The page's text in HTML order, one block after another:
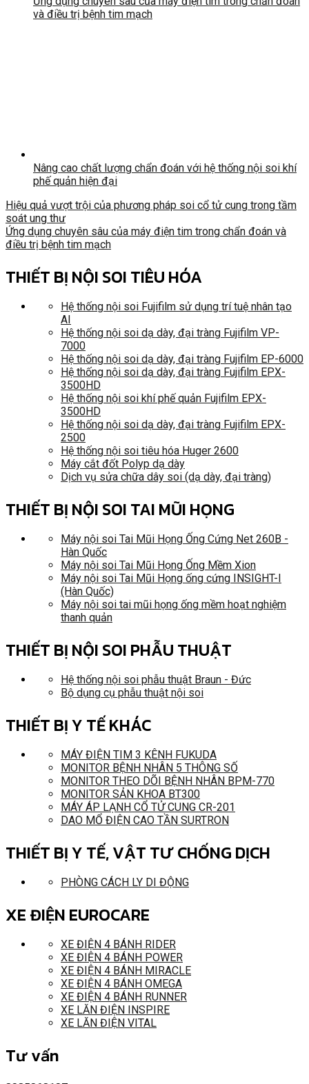
và điều trị bệnh tim mạch
Nâng cao chất lượng chẩn đoán với hệ thống nội soi khí
phế quản hiện đại
Hiệu quả vượt trội của phương pháp soi cổ tử cung trong tầm
soát ung thư
Ứng dụng chuyên sâu của máy điện tim trong chẩn đoán và
điều trị bệnh tim mạch
THIẾT BỊ NỘI SOI TIÊU HÓA
Hệ thống nội soi Fujifilm sử dụng trí tuệ nhân tạo
AI
Hệ thống nội soi dạ dày, đại tràng Fujifilm VP-
7000
Hệ thống nội soi dạ dày, đại tràng Fujifilm EP-6000
Hệ thống nội soi dạ dày, đại tràng Fujifilm EPX-
3500HD
Hệ thống nội soi khí phế quản Fujifilm EPX-
3500HD
Hệ thống nội soi dạ dày, đại tràng Fujifilm EPX-
2500
Hệ thống nội soi tiêu hóa Huger 2600
Máy cắt đốt Polyp dạ dày
Dịch vụ sửa chữa dây soi (dạ dày, đại tràng)
THIẾT BỊ NỘI SOI TAI MŨI HỌNG
Máy nội soi Tai Mũi Họng Ống Cứng Net 260B -
Hàn Quốc
Máy nội soi Tai Mũi Họng Ống Mềm Xion
Máy nội soi Tai Mũi Họng ống cứng INSIGHT-I
(Hàn Quốc)
Máy nội soi tai mũi họng ống mềm hoạt nghiệm
thanh quản
THIẾT BỊ NỘI SOI PHẪU THUẬT
Hệ thống nội soi phẫu thuật Braun - Đức
Bộ dụng cụ phẫu thuật nội soi
THIẾT BỊ Y TẾ KHÁC
MÁY ĐIỆN TIM 3 KÊNH FUKUDA
MONITOR BỆNH NHÂN 5 THÔNG SỐ
MONITOR THEO DÕI BỆNH NHÂN BPM-770
MONITOR SẢN KHOA BT300
MÁY ÁP LẠNH CỔ TỬ CUNG CR-201
DAO MỔ ĐIỆN CAO TẦN SURTRON
THIẾT BỊ Y TẾ, VẬT TƯ CHỐNG DỊCH
PHÒNG CÁCH LY DI ĐỘNG
XE ĐIỆN EUROCARE
XE ĐIỆN 4 BÁNH RIDER
XE ĐIỆN 4 BÁNH POWER
XE ĐIỆN 4 BÁNH MIRACLE
XE ĐIỆN 4 BÁNH OMEGA
XE ĐIỆN 4 BÁNH RUNNER
XE LĂN ĐIỆN INSPIRE
XE LĂN ĐIỆN VITAL
Tư vấn